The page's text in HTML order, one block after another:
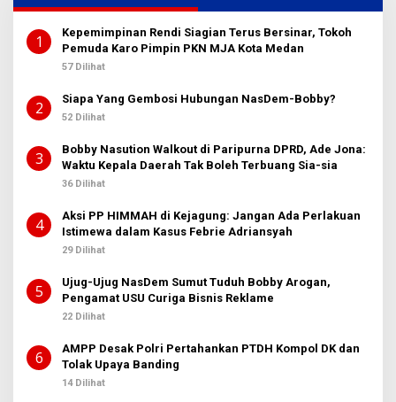
1
Kepemimpinan Rendi Siagian Terus Bersinar, Tokoh
Pemuda Karo Pimpin PKN MJA Kota Medan
57 Dilihat
2 Siapa Yang Gembosi Hubungan NasDem-Bobby?
52 Dilihat
3
Bobby Nasution Walkout di Paripurna DPRD, Ade Jona:
Waktu Kepala Daerah Tak Boleh Terbuang Sia-sia
36 Dilihat
4
Aksi PP HIMMAH di Kejagung: Jangan Ada Perlakuan
Istimewa dalam Kasus Febrie Adriansyah
29 Dilihat
5
Ujug-Ujug NasDem Sumut Tuduh Bobby Arogan,
Pengamat USU Curiga Bisnis Reklame
22 Dilihat
6
AMPP Desak Polri Pertahankan PTDH Kompol DK dan
Tolak Upaya Banding
14 Dilihat